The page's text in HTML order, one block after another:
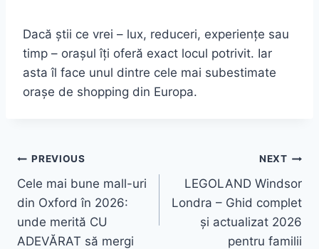
Dacă știi ce vrei – lux, reduceri, experiențe sau
timp – orașul îți oferă exact locul potrivit. Iar
asta îl face unul dintre cele mai subestimate
orașe de shopping din Europa.
Navigare
în
articole
PREVIOUS
Cele mai bune mall-uri
din Oxford în 2026:
unde merită CU
ADEVĂRAT să mergi
NEXT
LEGOLAND Windsor
Londra – Ghid complet
și actualizat 2026
pentru familii